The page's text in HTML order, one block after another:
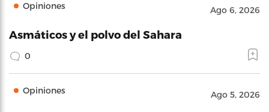
Opiniones Ago 6, 2026
Asmáticos y el polvo del Sahara
0
Opiniones Ago 5, 2026